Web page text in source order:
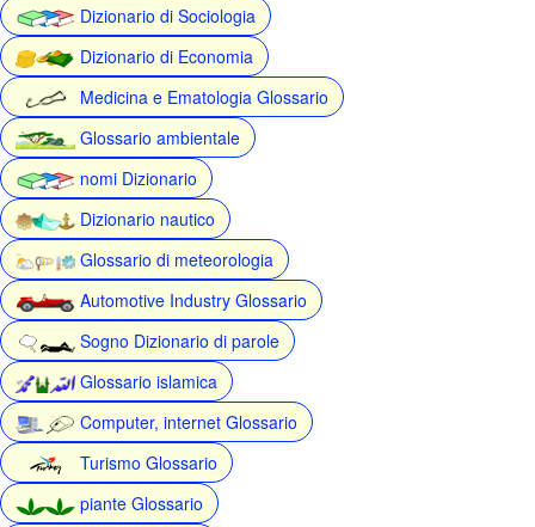
Dizionario di Sociologia
Dizionario di Economia
Medicina e Ematologia Glossario
Glossario ambientale
nomi Dizionario
Dizionario nautico
Glossario di meteorologia
Automotive Industry Glossario
Sogno Dizionario di parole
Glossario islamica
Computer, internet Glossario
Turismo Glossario
piante Glossario